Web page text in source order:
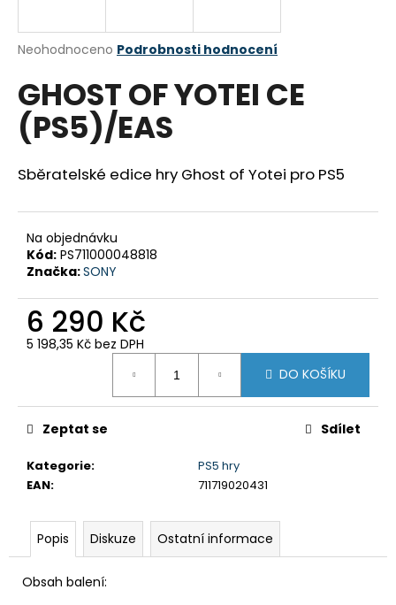
Průměrné
produktu
je
0,0
z
hvězdiček.
Neohodnoceno Podrobnosti hodnocení
GHOST OF YOTEI CE
(PS5)/EAS
Sběratelské edice hry Ghost of Yotei pro PS5
Na objednávku
Kód: PS711000048818
Značka:SONY
6 290 Kč
5 198,35 Kč bez DPH
DO KOŠÍKU
Kategorie:
PS5 hry
EAN: 711719020431
Zeptat se Sdílet
Popis Diskuze Ostatní informace
Obsah balení:
j
t
?
D
o
p
o
u
e
m
e
BRAVIA
3
II
(K43XR35M2PB.CEI)